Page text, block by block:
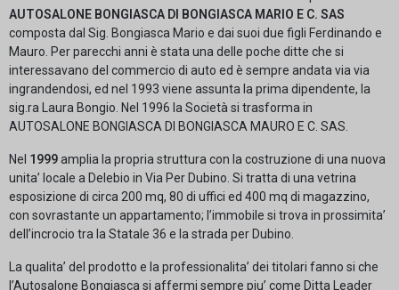
AUTOSALONE BONGIASCA DI BONGIASCA MARIO E C. SAS
composta dal Sig. Bongiasca Mario e dai suoi due figli Ferdinando e
Mauro. Per parecchi anni è stata una delle poche ditte che si
interessavano del commercio di auto ed è sempre andata via via
ingrandendosi, ed nel 1993 viene assunta la prima dipendente, la
sig.ra Laura Bongio. Nel 1996 la Società si trasforma in
AUTOSALONE BONGIASCA DI BONGIASCA MAURO E C. SAS.
Nel 1999amplia la propria struttura con la costruzione di una nuova
unita’ locale a Delebio in Via Per Dubino. Si tratta di una vetrina
esposizione di circa 200 mq, 80 di uffici ed 400 mq di magazzino,
con sovrastante un appartamento; l’immobile si trova in prossimita’
dell’incrocio tra la Statale 36 e la strada per Dubino.
La qualita’ del prodotto e la professionalita’ dei titolari fanno si che
l’Autosalone Bongiasca si affermi sempre piu’ come Ditta Leader